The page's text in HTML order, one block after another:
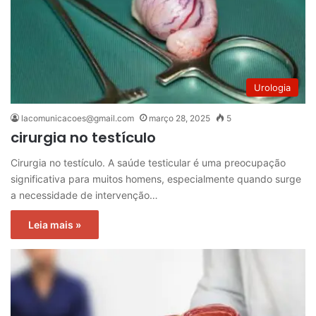
Urologia
lacomunicacoes@gmail.com março 28, 2025 5
cirurgia no testículo
Cirurgia no testículo. A saúde testicular é uma preocupação
significativa para muitos homens, especialmente quando surge
a necessidade de intervenção…
Leia mais »